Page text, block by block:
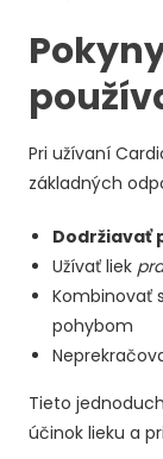
Pri užívaní
základných
Dodržiavať
Užívať liek
Kombinovať
pohybom
Tieto
účinok lieku a